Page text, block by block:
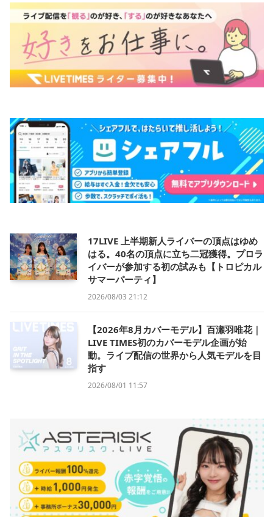
17LIVE 上半期新人ライバーの頂点はゆめ
はる。40名の頂点に立ち二冠獲得。プロラ
イバーが参加する初の試みも【トロピカル
サマーパーティ】
2026/08/03 21:12
【2026年8月カバーモデル】百瀬羽唯花｜
LIVE TIMES初のカバーモデル企画が始
動。ライブ配信の世界から人気モデルを目
指す
2026/08/01 11:57